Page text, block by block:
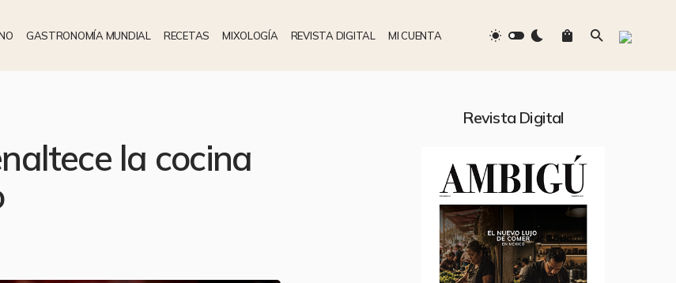
GASTRONOMÍA MUNDIAL RECETAS MIXOLOGÍA REVISTA DIGITAL MI CUENTA
la cocina
Revista Digital